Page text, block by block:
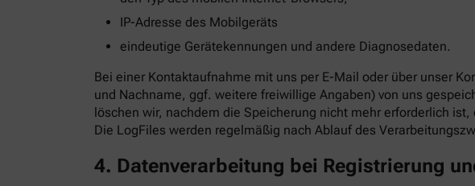
IP-Adresse des Mobilgeräts
eindeutige Gerätekennungen und andere Diagnosedaten.
Bei einer Kontaktaufnahme mit uns per E-Mail oder über unser
und Nachname, ggf. weitere freiwillige Angaben) von uns
löschen wir, nachdem die Speicherung nicht mehr erforderlich
Die LogFiles werden regelmäßig nach Ablauf des
4. Datenverarbeitung bei Registrierung